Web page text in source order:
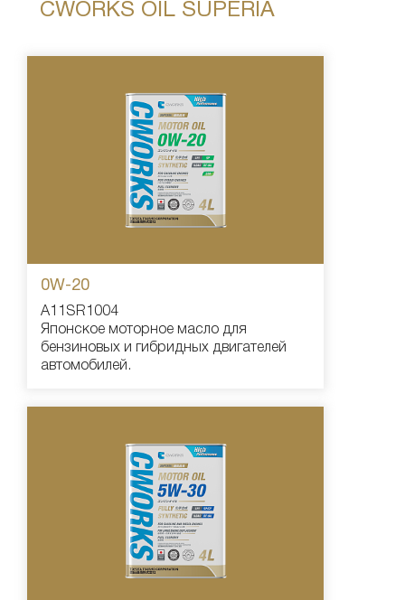
CWORKS OIL SUPERIA
0W-20
A11SR1004
Японское моторное масло для
бензиновых и гибридных двигателей
автомобилей.